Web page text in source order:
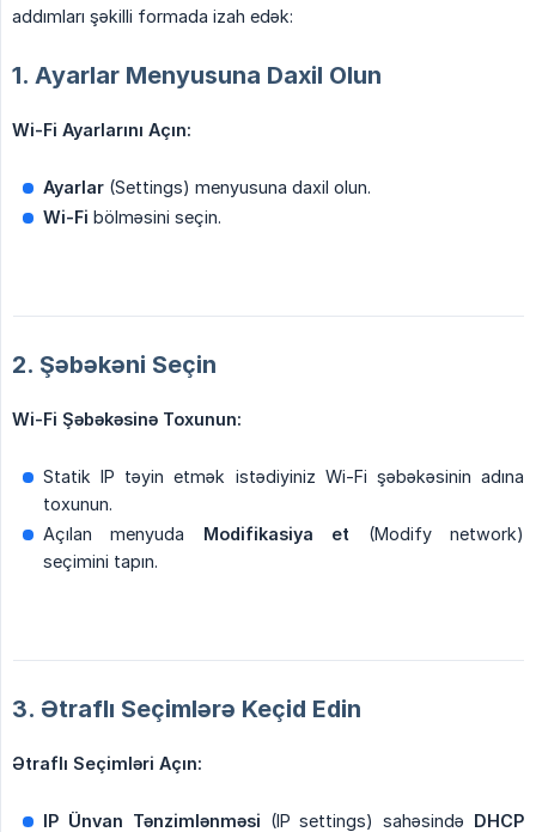
addımları şəkilli formada izah edək:
1. Ayarlar Menyusuna Daxil Olun
Wi-Fi Ayarlarını Açın:
Ayarlar (Settings) menyusuna daxil olun.
Wi-Fi bölməsini seçin.
2. Şəbəkəni Seçin
Wi-Fi Şəbəkəsinə Toxunun:
Statik IP təyin etmək istədiyiniz Wi-Fi şəbəkəsinin adına
toxunun.
Açılan menyuda Modifikasiya et (Modify network)
seçimini tapın.
3. Ətraflı Seçimlərə Keçid Edin
Ətraflı Seçimləri Açın:
IP Ünvan Tənzimlənməsi (IP settings) sahəsində DHCP